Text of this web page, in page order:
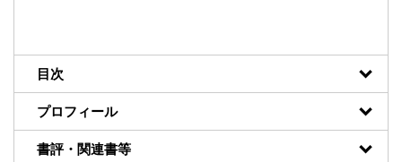
目次
プロフィール
書評・関連書等